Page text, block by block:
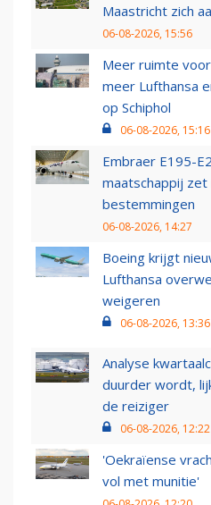
Maastricht zich
06-08-2026, 15:56
Meer ruimte
meer Lufthansa
op Schiphol
06-08-2026, 15:16
Embraer E195-
maatschappij zet
bestemmingen
06-08-2026, 14:27
Boeing krijgt
Lufthansa
weigeren
06-08-2026, 13:36
Analyse
duurder wordt,
de reiziger
06-08-2026, 12:22
'Oekraïense
vol met munitie'